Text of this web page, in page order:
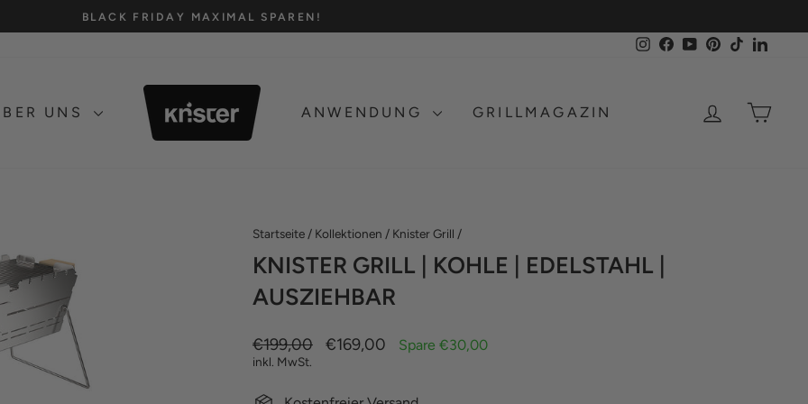
Pause
BLACK FRIDAY MAXIMAL SPAREN!
InstagramFacebookYouTubePinterest
TikTok
UNS ANWENDUNG GRILLMAGAZIN
Startseite / Kollektionen / Knister Grill /
KNISTER GRILL | KOHLE | EDELSTAHL |
AUSZIEHBAR
Normaler
Preis
€199,00 Sonderpreis
€169,00 Spare €30,00
inkl. MwSt.